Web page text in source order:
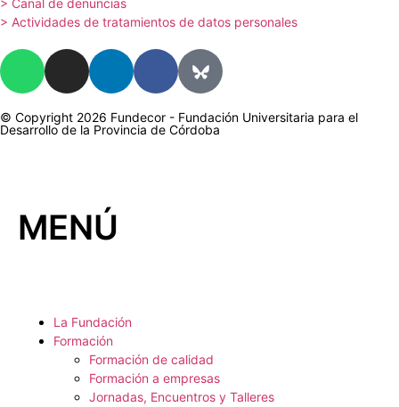
> Canal de denuncias
> Actividades de tratamientos de datos personales
© Copyright 2026 Fundecor - Fundación Universitaria para el
Desarrollo de la Provincia de Córdoba
MENÚ
La Fundación
Formación
Formación de calidad
Formación a empresas
Jornadas, Encuentros y Talleres